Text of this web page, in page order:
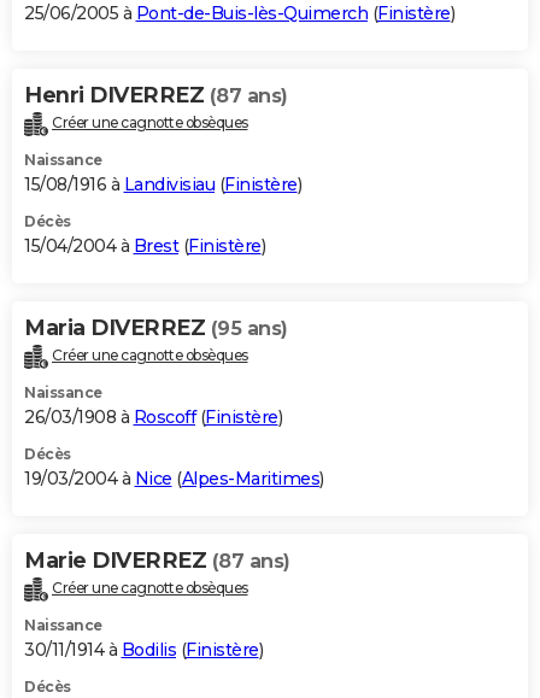
25/06/2005 à Pont-de-Buis-lès-Quimerch (Finistère)
Henri DIVERREZ (87 ans)
Créer une cagnotte obsèques
Naissance
15/08/1916 à Landivisiau (Finistère)
Décès
15/04/2004 à Brest(Finistère)
Maria DIVERREZ (95 ans)
Créer une cagnotte obsèques
Naissance
26/03/1908 à Roscoff(Finistère)
Décès
19/03/2004 à Nice (Alpes-Maritimes)
Marie DIVERREZ (87 ans)
Créer une cagnotte obsèques
Naissance
30/11/1914 à Bodilis (Finistère)
Décès